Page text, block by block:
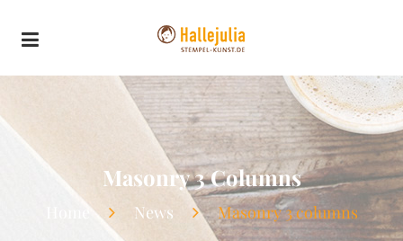
Masonry 3 Columns
Home News Masonry 3 columns